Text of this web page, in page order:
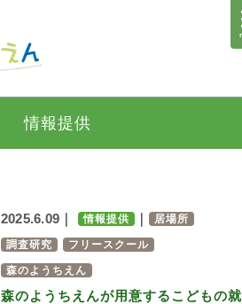
情報提供
2025.6.09｜ 情報提供 居場所
調査研究 フリースクール
森のようちえん
森のようちえんが用意するこどもの就